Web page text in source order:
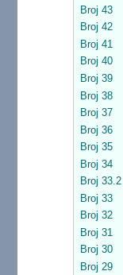
Broj 43
Broj 42
Broj 41
Broj 40
Broj 39
Broj 38
Broj 37
Broj 36
Broj 35
Broj 34
Broj 33.2
Broj 33
Broj 32
Broj 31
Broj 30
Broj 29